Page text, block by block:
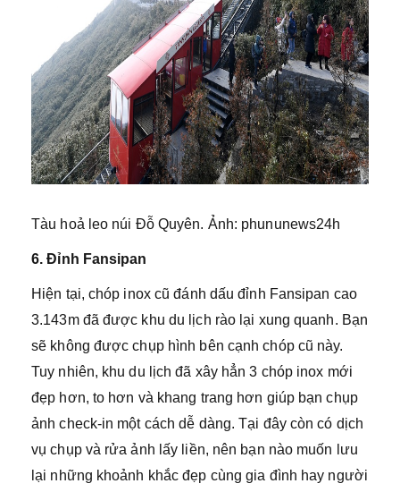
Tàu hoả leo núi Đỗ Quyên. Ảnh: phununews24h
6. Đỉnh Fansipan
Hiện tại, chóp inox cũ đánh dấu đỉnh Fansipan cao
3.143m đã được khu du lịch rào lại xung quanh. Bạn
sẽ không được chụp hình bên cạnh chóp cũ này.
Tuy nhiên, khu du lịch đã xây hẳn 3 chóp inox mới
đẹp hơn, to hơn và khang trang hơn giúp bạn chụp
ảnh check-in một cách dễ dàng. Tại đây còn có dịch
vụ chụp và rửa ảnh lấy liền, nên bạn nào muốn lưu
lại những khoảnh khắc đẹp cùng gia đình hay người